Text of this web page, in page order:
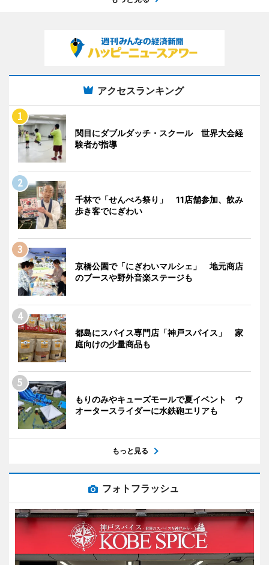
アクセスランキング
関目にダブルダッチ・スクール 世界大会経
験者が指導
千林で「せんべろ祭り」 11店舗参加、飲み
歩き客でにぎわい
京橋公園で「にぎわいマルシェ」 地元商店
のブースや野外音楽ステージも
都島にスパイス専門店「神戸スパイス」 家
庭向けの少量商品も
もりのみやキューズモールで夏イベント ウ
オータースライダーに水鉄砲エリアも
もっと見る
フォトフラッシュ